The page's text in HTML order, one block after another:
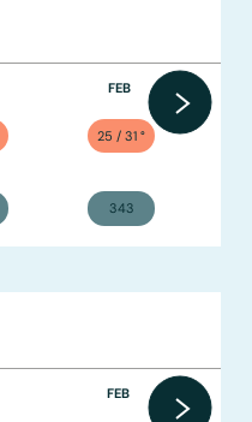
FEB
25 / 31 °
343
FEB